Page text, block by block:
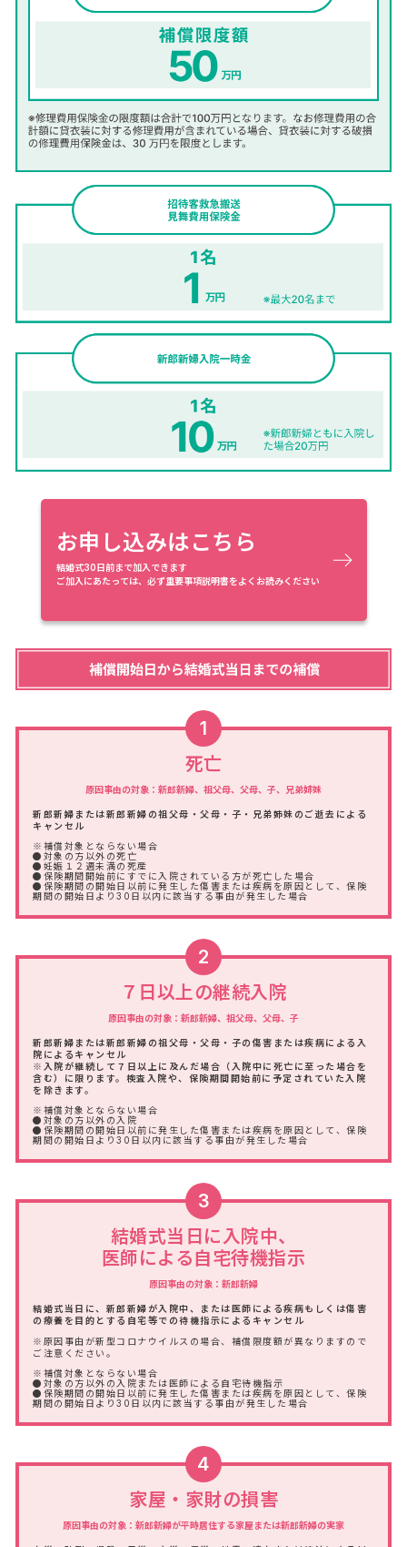
お申し込みはこちら
結婚式30日前まで加入できます
ご加入にあたっては、必ず重要事項説明書をよくお読みください
1
死亡
原因事由の対象：新郎新婦、祖父母、父母、子、兄弟姉妹
新郎新婦または新郎新婦の祖父母・父母・子・兄弟姉妹のご逝去による
キャンセル
※補償対象とならない場合
●対象の方以外の死亡
●妊娠１２週未満の死産
●保険期間開始前にすでに入院されている方が死亡した場合
●保険期間の開始日以前に発生した傷害または疾病を原因として、保険
期間の開始日より30日以内に該当する事由が発生した場合
2
７日以上の継続入院
原因事由の対象：新郎新婦、祖父母、父母、子
新郎新婦または新郎新婦の祖父母・父母・子の傷害または疾病による入
院によるキャンセル
※入院が継続して７日以上に及んだ場合（入院中に死亡に至った場合を
含む）に限ります。検査入院や、保険期間開始前に予定されていた入院
を除きます。
※補償対象とならない場合
●対象の方以外の入院
●保険期間の開始日以前に発生した傷害または疾病を原因として、保険
期間の開始日より30日以内に該当する事由が発生した場合
3
結婚式当日に入院中、
医師による自宅待機指示
原因事由の対象：新郎新婦
結婚式当日に、新郎新婦が入院中、または医師による疾病もしくは傷害
の療養を目的とする自宅等での待機指示によるキャンセル
※原因事由が新型コロナウイルスの場合、補償限度額が異なりますので
ご注意ください。
※補償対象とならない場合
●対象の方以外の入院または医師による自宅待機指示
●保険期間の開始日以前に発生した傷害または疾病を原因として、保険
期間の開始日より30日以内に該当する事由が発生した場合
4
家屋・家財の損害
原因事由の対象：新郎新婦が平時居住する家屋または新郎新婦の実家